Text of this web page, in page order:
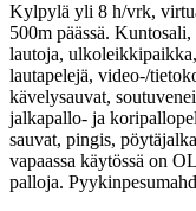
Kylpylä yli 8 h/vrk,
500m päässä.
lautoja,
lautapelejä, video-/
kävelysauvat,
jalkapallo- ja
sauvat, pingis,
vapaassa käytössä on
palloja.